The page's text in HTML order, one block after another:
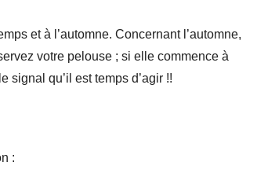
et à l’automne. Concernant l’automne,
votre pelouse ; si elle commence à
signal qu’il est temps d’agir !!
: